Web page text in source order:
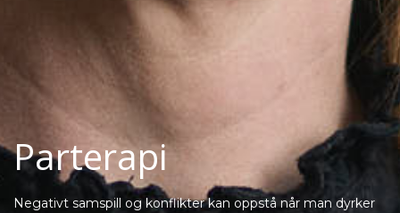
Parterapi
Negativt samspill og konflikter kan oppstå når man dyrker